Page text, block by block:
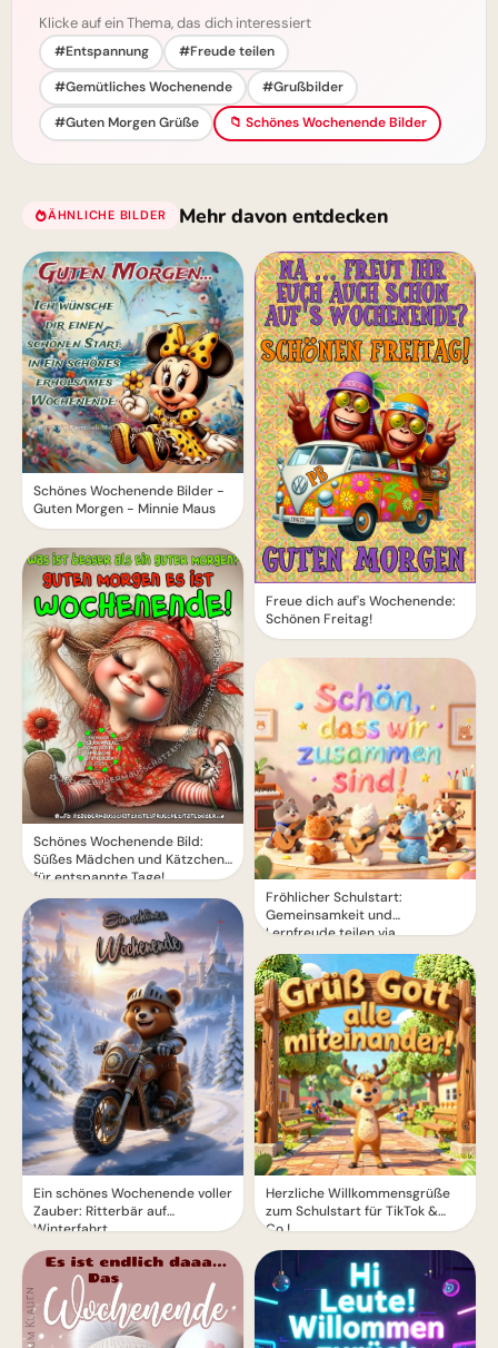
Klicke auf ein Thema, das dich interessiert
#Entspannung
#Freude teilen
#Gemütliches Wochenende
#Grußbilder
#Guten Morgen Grüße
📁 Schönes Wochenende Bilder
ÄHNLICHE BILDER Mehr davon entdecken
Schönes Wochenende Bilder -
Guten Morgen - Minnie Maus
Schönes Wochenende Bild:
Süßes Mädchen und Kätzchen
für entspannte Tage!
Ein schönes Wochenende voller
Zauber: Ritterbär auf
Winterfahrt
Freue dich auf's Wochenende:
Schönen Freitag!
Fröhlicher Schulstart:
Gemeinsamkeit und
Lernfreude teilen via
WhatsApp!
Herzliche Willkommensgrüße
zum Schulstart für TikTok &
Co.!